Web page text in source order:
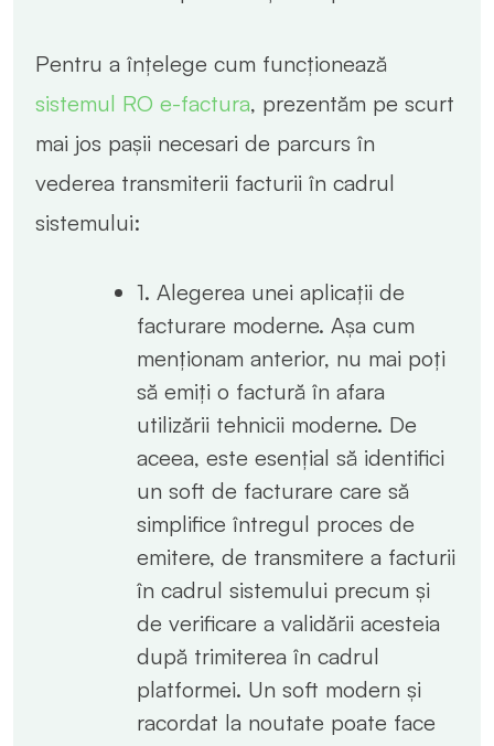
Pentru a înțelege cum funcționează
sistemul RO e-factura, prezentăm pe scurt
mai jos pașii necesari de parcurs în
vederea transmiterii facturii în cadrul
sistemului:
1. Alegerea unei aplicații de
facturare moderne. Așa cum
menționam anterior, nu mai poți
să emiți o factură în afara
utilizării tehnicii moderne. De
aceea, este esențial să identifici
un soft de facturare care să
simplifice întregul proces de
emitere, de transmitere a facturii
în cadrul sistemului precum și
de verificare a validării acesteia
după trimiterea în cadrul
platformei. Un soft modern și
racordat la noutate poate face